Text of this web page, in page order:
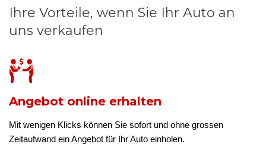
Ihre Vorteile, wenn Sie Ihr Auto an
uns verkaufen
Angebot online erhalten
Mit wenigen Klicks können Sie sofort und ohne grossen
Zeitaufwand ein Angebot für Ihr Auto einholen.